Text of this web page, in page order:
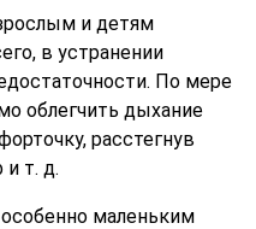
и детям
в устранении
По мере
облегчить дыхание
расстегнув
т. д.
маленьким